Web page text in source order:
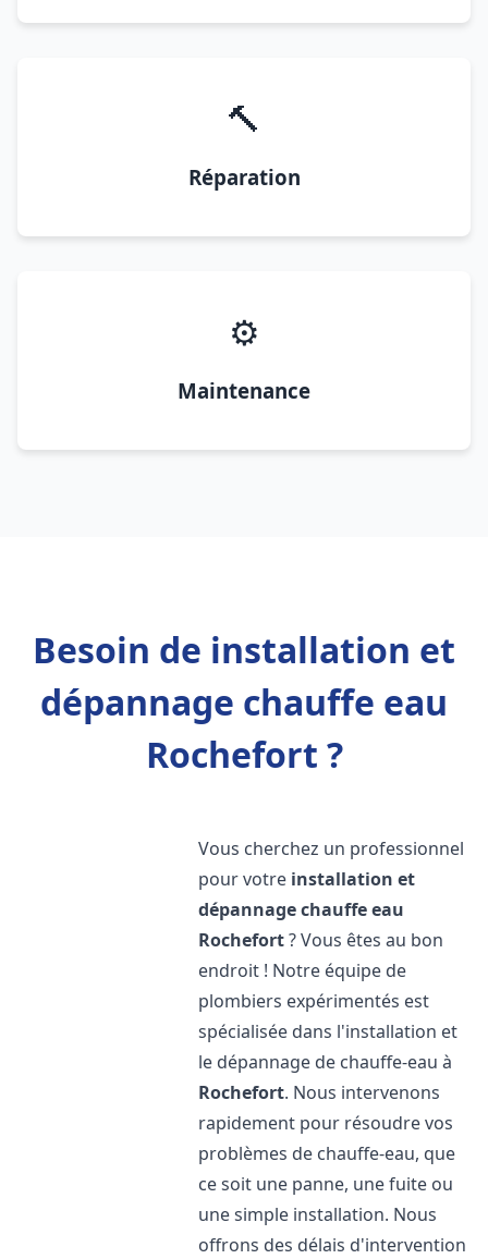
🔨
Réparation
⚙️
Maintenance
Besoin de installation et
dépannage chauffe eau
Rochefort ?
Vous cherchez un professionnel
pour votre installation et
dépannage chauffe eau
Rochefort? Vous êtes au bon
endroit ! Notre équipe de
plombiers expérimentés est
spécialisée dans l'installation et
le dépannage de chauffe-eau à
Rochefort. Nous intervenons
rapidement pour résoudre vos
problèmes de chauffe-eau, que
ce soit une panne, une fuite ou
une simple installation. Nous
offrons des délais d'intervention